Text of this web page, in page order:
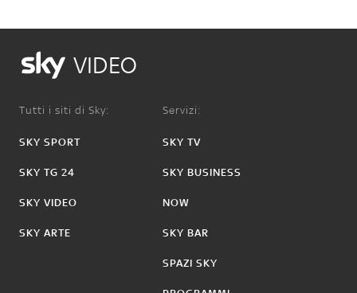
VIDEO
Tutti i siti di Sky:
SKY SPORT
SKY TG 24
SKY VIDEO
SKY ARTE
Servizi:
SKY TV
SKY BUSINESS
NOW
SKY BAR
SPAZI SKY